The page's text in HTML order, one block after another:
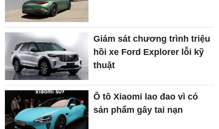
Giám sát chương trình triệu
hồi xe Ford Explorer lỗi kỹ
thuật
Ô tô Xiaomi lao đao vì có
sản phẩm gây tai nạn